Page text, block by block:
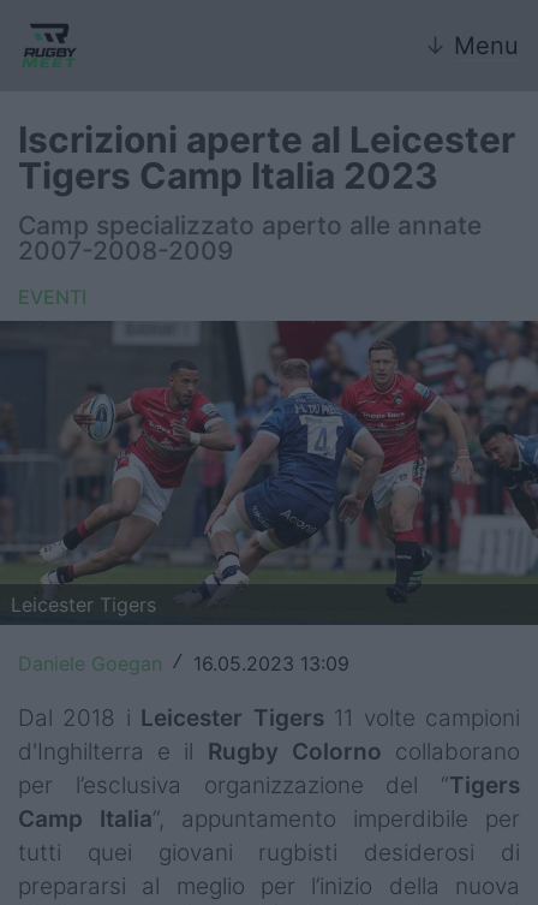
↓ Menu
Nazionale
Nazionali giovanili
Rugby Sevens
Internazionale
6 Nazioni
United Rugby Championship
Top14
Premiership
Champions Cup
Challenge Cup
World Rugby
Rugby World Cup
Super Rugby
Iscrizioni aperte al Leicester
Tigers Camp Italia 2023
Camp specializzato aperto alle annate
2007-2008-2009
EVENTI
Leicester Tigers
Daniele Goegan / 16.05.2023 13:09
Dal 2018 i Leicester Tigers11 volte campioni
d'Inghilterra e il Rugby Colorno collaborano
per l’esclusiva organizzazione del “Tigers
Camp Italia”, appuntamento imperdibile per
tutti quei giovani rugbisti desiderosi di
prepararsi al meglio per l’inizio della nuova